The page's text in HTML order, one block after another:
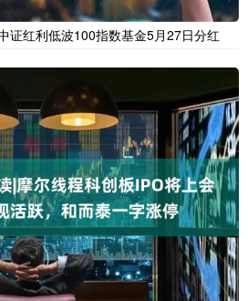
证红利低波100指数基金5月27日分红